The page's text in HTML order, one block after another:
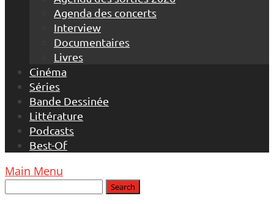
Agenda des concerts
Interview
Documentaires
Livres
Cinéma
Séries
Bande Dessinée
Littérature
Podcasts
Best-Of
Main Menu